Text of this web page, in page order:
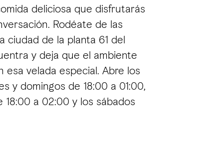
deliciosa que disfrutarás
Rodéate de las
ciudad de la planta 61 del
y deja que el ambiente
esa velada especial. Abre los
y domingos de 18:00 a 01:00,
18:00 a 02:00 y los sábados